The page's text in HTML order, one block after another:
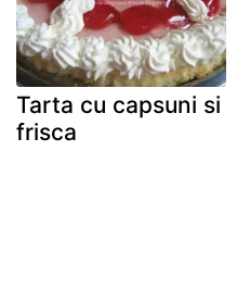
Tarta cu capsuni si
frisca